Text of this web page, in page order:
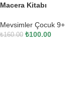
Macera Kitabı
Mevsimler Çocuk 9+
₺160.00 ₺100.00